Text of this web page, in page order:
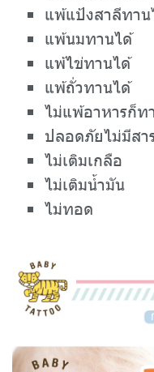
แพ้แป้งสาลีทาน
แพ้นมทานได้
แพ้ไข่ทานได้
แพ้ถั่วทานได้
ไม่แพ้อาหารก็ท
ปลอดภัยไม่มีส
ไม่เติมเกลือ
ไม่เติมน้ำมัน
ไม่ทอด